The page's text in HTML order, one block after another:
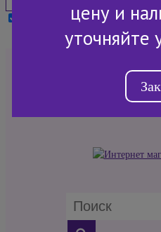
Я принимаю условия Политики
+7
цену и
уточняйте